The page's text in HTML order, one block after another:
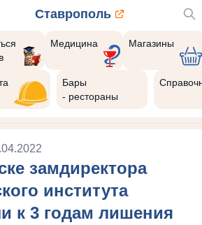
Ставрополь
Медицина Магазины
Бары
- рестораны
замдиректора
института
к 3 годам лишения